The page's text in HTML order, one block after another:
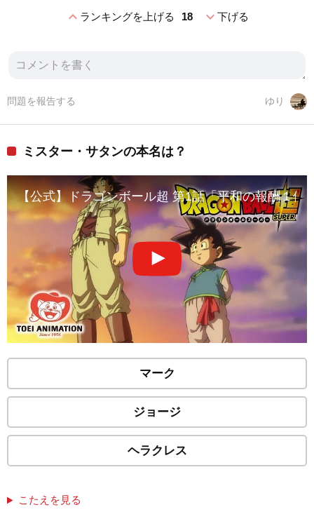
expand_lessランキングを上げる 18 expand_more下げる
ゆり
問題を報告する
ミスター・サタンの本名は？
【公式】ドラゴンボール超 第1話「平和の報酬１億
マーク
ジョージ
ヘラクレス
こたえを見る